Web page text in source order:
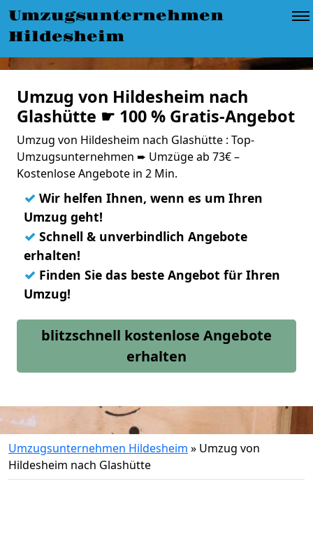
Umzugsunternehmen
Hildesheim
Umzug von Hildesheim nach
Glashütte ☛ 100 % Gratis-Angebot
Umzug von Hildesheim nach Glashütte : Top-
Umzugsunternehmen ➨ Umzüge ab 73€ –
Kostenlose Angebote in 2 Min.
✓ Wir helfen Ihnen, wenn es um Ihren
Umzug geht!
✓ Schnell & unverbindlich Angebote
erhalten!
✓ Finden Sie das beste Angebot für Ihren
Umzug!
blitzschnell kostenlose Angebote
erhalten
Umzugsunternehmen Hildesheim » Umzug von
Hildesheim nach Glashütte